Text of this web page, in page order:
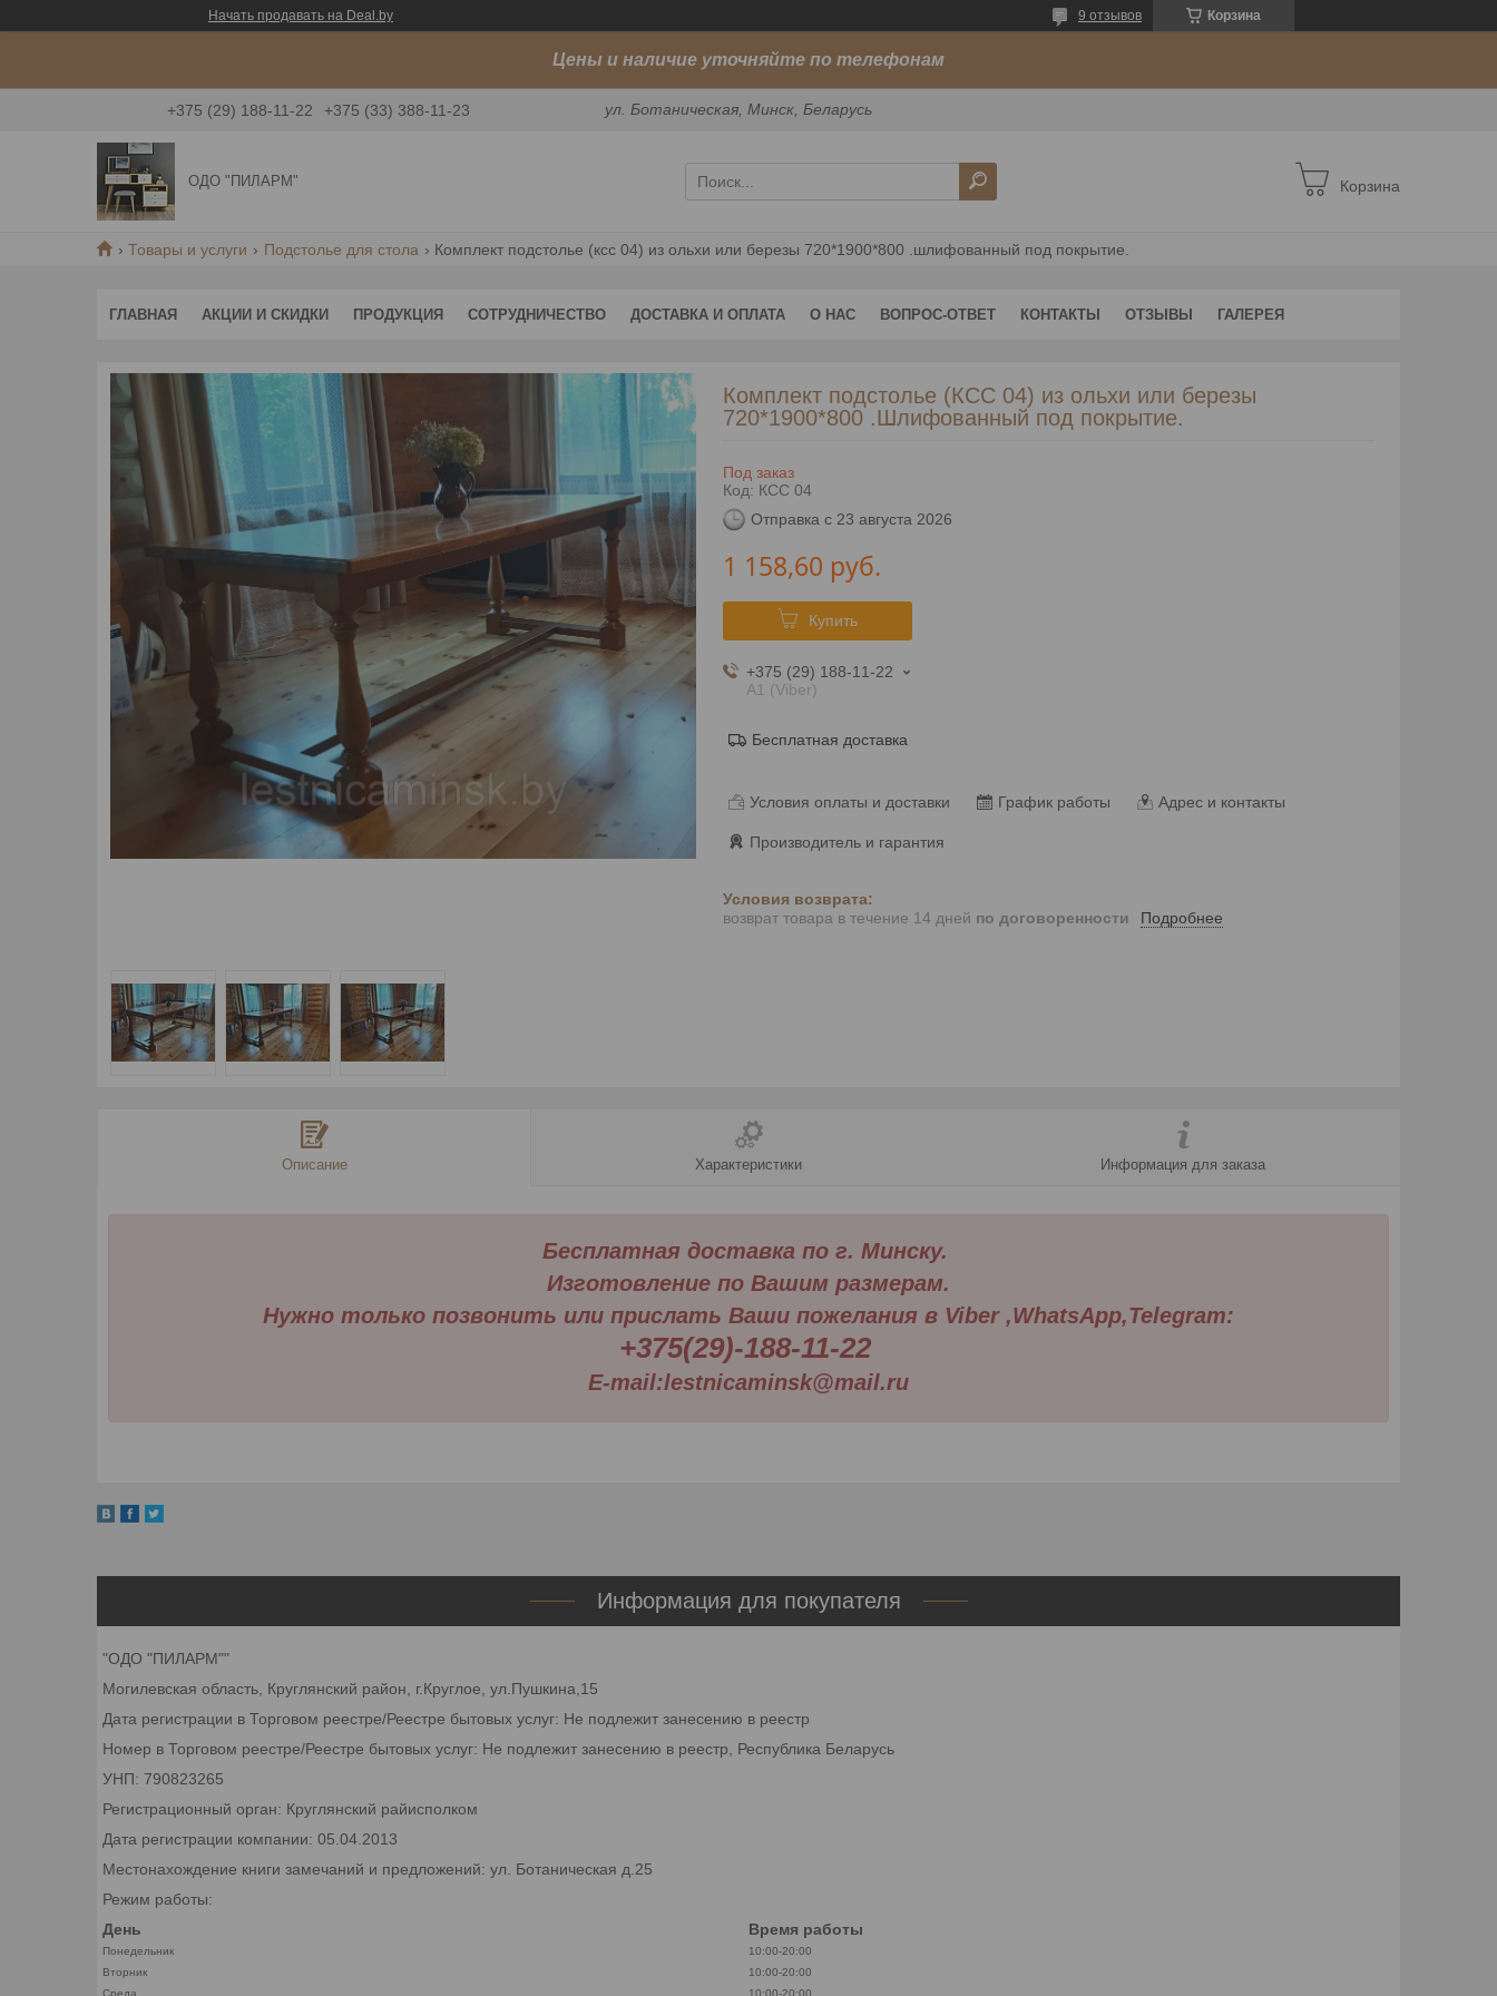
Начать продавать на Deal.by Корзина
9 отзывов
Цены и наличие уточняйте по телефонам
+375 (29) 188-11-22 +375 (33) 388-11-23 ул. Ботаническая, Минск, Беларусь
ОДО "ПИЛАРМ" Корзина
Товары и услуги Подстолье для стола Комплект подстолье (ксс 04) из ольхи или березы 720*1900*800 .шлифованный под покрытие.
ГЛАВНАЯ АКЦИИ И СКИДКИ ПРОДУКЦИЯ СОТРУДНИЧЕСТВО ДОСТАВКА И ОПЛАТА О НАС ВОПРОС-ОТВЕТ КОНТАКТЫ ОТЗЫВЫ ГАЛЕРЕЯ
Комплект подстолье (КСС 04) из ольхи или березы
720*1900*800 .Шлифованный под покрытие.
Под заказ
Код: КСС 04
Отправка с 23 августа 2026
1 158,60 руб.
Купить
+375 (29) 188-11-22
А1 (Viber)
Бесплатная доставка
Условия оплаты и доставки График работы Адрес и контакты
Производитель и гарантия
возврат товара в течение 14 дней по договоренности Подробнее
Описание Характеристики Информация для заказа
Бесплатная доставка по г. Минску.
Изготовление по Вашим размерам.
Нужно только позвонить или прислать Ваши пожелания в Viber ,WhatsApp,Telegram:
+375(29)-188-11-22
E-mail:lestnicaminsk@mail.ru
Информация для покупателя
"ОДО "ПИЛАРМ""
Могилевская область, Круглянский район, г.Круглое, ул.Пушкина,15
Дата регистрации в Торговом реестре/Реестре бытовых услуг: Не подлежит занесению в реестр
Номер в Торговом реестре/Реестре бытовых услуг: Не подлежит занесению в реестр, Республика Беларусь
УНП: 790823265
Регистрационный орган: Круглянский райисполком
Дата регистрации компании: 05.04.2013
Местонахождение книги замечаний и предложений: ул. Ботаническая д.25
Режим работы:
День
Время работы
Понедельник
10:00-20:00
Вторник
10:00-20:00
Среда
10:00-20:00